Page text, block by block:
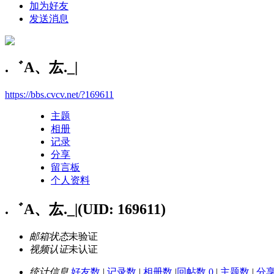
加为好友
发送消息
.゛A、厷._|
https://bbs.cvcv.net/?169611
主题
相册
记录
分享
留言板
个人资料
.゛A、厷._|(UID: 169611)
邮箱状态未验证
视频认证未认证